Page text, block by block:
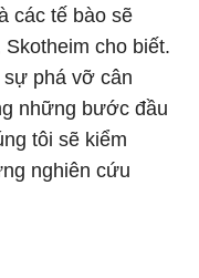
các tế bào sẽ
cho biết.
sự phá vỡ cân
những bước đầu
tôi sẽ kiểm
nghiên cứu